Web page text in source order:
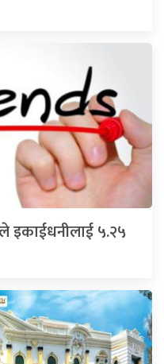
५.२५